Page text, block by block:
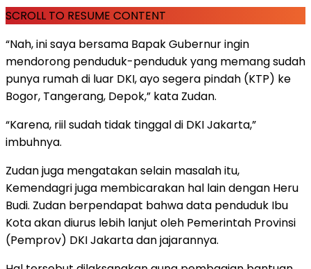
SCROLL TO RESUME CONTENT
“Nah, ini saya bersama Bapak Gubernur ingin
mendorong penduduk-penduduk yang memang sudah
punya rumah di luar DKI, ayo segera pindah (KTP) ke
Bogor, Tangerang, Depok,” kata Zudan.
“Karena, riil sudah tidak tinggal di DKI Jakarta,”
imbuhnya.
Zudan juga mengatakan selain masalah itu,
Kemendagri juga membicarakan hal lain dengan Heru
Budi. Zudan berpendapat bahwa data penduduk Ibu
Kota akan diurus lebih lanjut oleh Pemerintah Provinsi
(Pemprov) DKI Jakarta dan jajarannya.